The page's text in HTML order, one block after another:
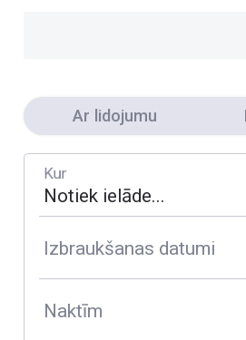
Ar lidojumu
Kur
Izbraukšanas datumi
Naktīm